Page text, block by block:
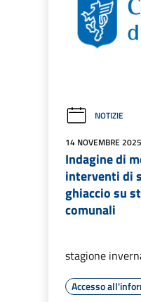
NOTIZIE
14 NOVEMBRE 2025
Indagine di
interventi di
ghiaccio su
comunali
stagione
Accesso